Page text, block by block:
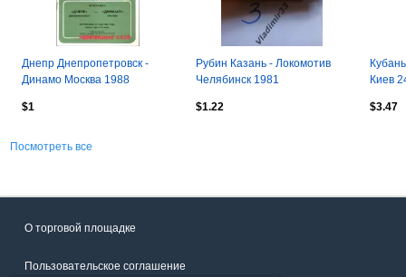
Днепр Днепропетровск -
Динамо Москва 1988
$1
Рубин Казань - Локомотив
Челябинск 1981
$1.22
Киев
$3.47
Посмотреть все
О торговой площадке
Пользовательское соглашение